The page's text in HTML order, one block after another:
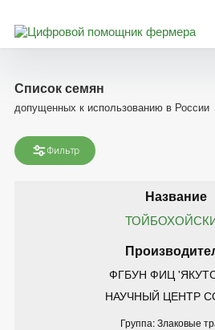
Список семян
допущенных к использованию в России
Фильтр
ФГБУН ФИЦ
НАУЧНЫЙ ЦЕНТР
Группа: Злаковые